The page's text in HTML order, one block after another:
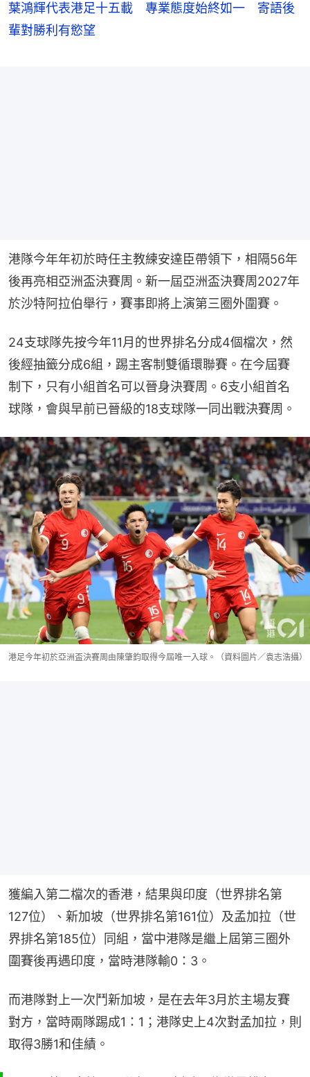
葉鴻輝代表港足十五載 專業態度始終如一 寄語後
輩對勝利有慾望
港隊今年年初於時任主教練安達臣帶領下，相隔56年
後再亮相亞洲盃決賽周。新一屆亞洲盃決賽周2027年
於沙特阿拉伯舉行，賽事即將上演第三圈外圍賽。
24支球隊先按今年11月的世界排名分成4個檔次，然
後經抽籤分成6組，踢主客制雙循環聯賽。在今屆賽
制下，只有小組首名可以晉身決賽周。6支小組首名
球隊，會與早前已晉級的18支球隊一同出戰決賽周。
港足今年初於亞洲盃決賽周由陳肇鈞取得今屆唯一入球。（資料圖片／袁志浩攝）
獲編入第二檔次的香港，結果與印度（世界排名第
127位）、新加坡（世界排名第161位）及孟加拉（世
界排名第185位）同組，當中港隊是繼上屆第三圈外
圍賽後再遇印度，當時港隊輸0：3。
而港隊對上一次鬥新加坡，是在去年3月於主場友賽
對方，當時兩隊踢成1：1；港隊史上4次對孟加拉，則
取得3勝1和佳績。